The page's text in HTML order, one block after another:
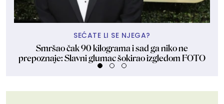
SEĆATE LI SE NJEGA?
Smršao čak 90 kilograma i sad ga niko ne
prepoznaje: Slavni glumac šokirao izgledom FOTO